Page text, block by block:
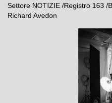
Settore NOTIZIE /Registro 163 /
Richard Avedon